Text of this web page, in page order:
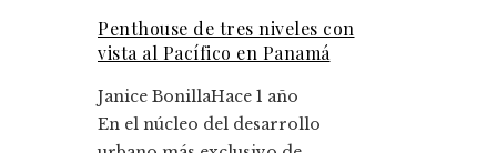
Penthouse de tres niveles con
vista al Pacífico en Panamá
Janice BonillaHace 1 año
En el núcleo del desarrollo